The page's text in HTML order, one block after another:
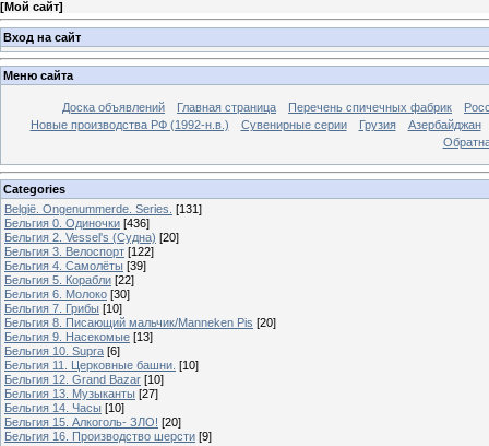
[Мой сайт]
Вход на сайт
Меню сайта
Доска объявлений Главная страница Перечень спичечных фабрик
Новые производства РФ (1992-н.в.)
Сувенирные серии Грузия
Азербайджан
Categories
België. Ongenummerde. Series. [131]
Бельгия 0. Одиночки [436]
Бельгия 2. Vessel's (Судна) [20]
Бельгия 3. Велоспорт [122]
Бельгия 4. Самолёты [39]
Бельгия 5. Корабли [22]
Бельгия 6. Молоко [30]
Бельгия 7. Грибы [10]
Бельгия 8. Писающий мальчик/Manneken Pis [20]
Бельгия 9. Насекомые [13]
Бельгия 10. Supra [6]
Бельгия 11. Церковные башни. [10]
Бельгия 12. Grand Bazar [10]
Бельгия 13. Музыканты [27]
Бельгия 14. Часы [10]
Бельгия 15. Алкоголь- ЗЛО! [20]
Бельгия 16. Производство шерсти [9]